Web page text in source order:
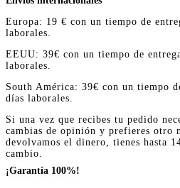
Europa: 19 € con un tiempo de
laborales.
EEUU: 39€ con un tiempo de
laborales.
South América: 39€ con un tiempo
días laborales.
Si una vez que recibes tu pedido
cambias de opinión y prefieres otro
devolvamos el dinero, tienes hasta
cambio.
¡Garantía 100%!